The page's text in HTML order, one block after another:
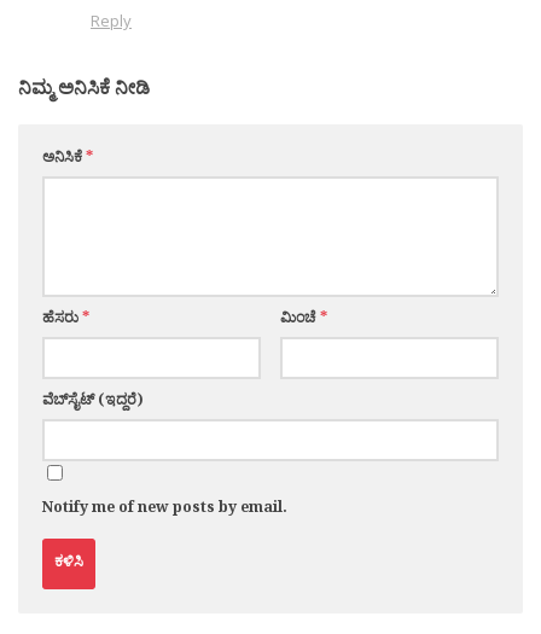
Reply
ನಿಮ್ಮ ಅನಿಸಿಕೆ ನೀಡಿ
ಅನಿಸಿಕೆ*
ಹೆಸರು* ಮಿಂಚೆ*
ವೆಬ್‌ಸೈಟ್ (ಇದ್ದರೆ)
Notify me of new posts by email.